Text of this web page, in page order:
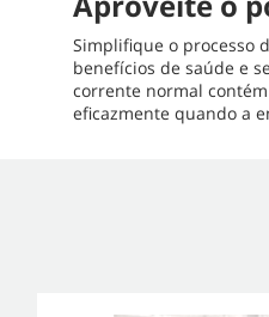
Simplifique o processo
benefícios de saúde e
corrente normal
eficazmente quando a